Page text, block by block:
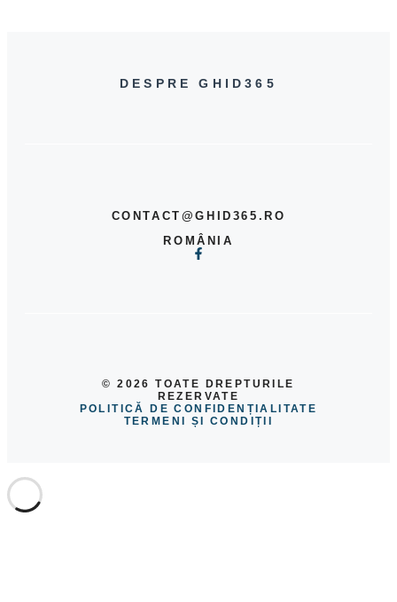
DESPRE GHID365
CONTACT@GHID365.RO
ROMÂNIA
© 2026 TOATE DREPTURILE
REZERVATE
POLITICĂ DE CONFIDENȚIALITATE
TERMENI ȘI CONDIȚII